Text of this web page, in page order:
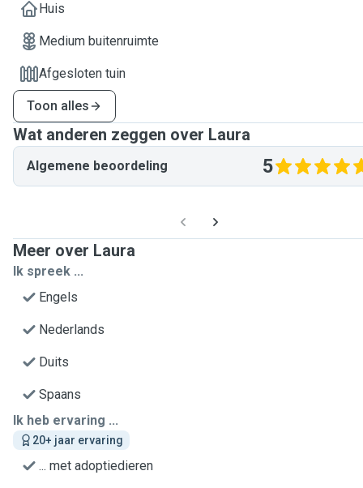
Huis
Medium buitenruimte
Afgesloten tuin
Toon alles
Wat anderen zeggen over Laura
Algemene beoordeling 5
Meer over Laura
Ik spreek ...
Engels
Nederlands
Duits
Spaans
Ik heb ervaring ...
20+ jaar ervaring
... met adoptiedieren